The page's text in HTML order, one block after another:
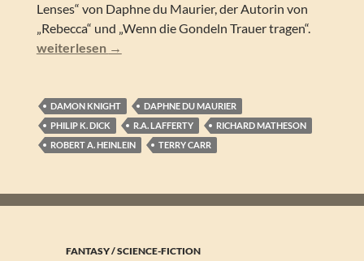
Lenses“ von Daphne du Maurier, der Autorin von
„Rebecca“ und „Wenn die Gondeln Trauer tragen“.
Terry Carr (Hrsg.) – The Others (Anthologie)
weiterlesen →
DAMON KNIGHT
DAPHNE DU MAURIER
PHILIP K. DICK
R.A. LAFFERTY
RICHARD MATHESON
ROBERT A. HEINLEIN
TERRY CARR
FANTASY / SCIENCE-FICTION